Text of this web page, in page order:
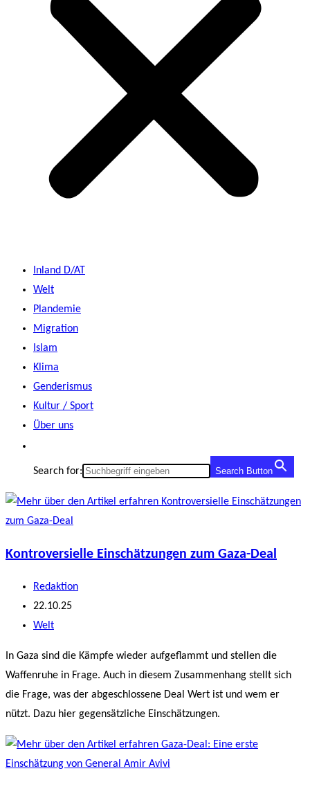
Inland D/AT
Welt
Plandemie
Migration
Islam
Klima
Genderismus
Kultur / Sport
Über uns
Search for: Search Button
Kontroversielle Einschätzungen zum Gaza-Deal
Beitrags-
Autor:
Redaktion
Beitrag
veröffentlicht:
22.10.25
Beitrags-
Welt
In Gaza sind die Kämpfe wieder aufgeflammt und stellen die
Waffenruhe in Frage. Auch in diesem Zusammenhang stellt sich
die Frage, was der abgeschlossene Deal Wert ist und wem er
nützt. Dazu hier gegensätzliche Einschätzungen.